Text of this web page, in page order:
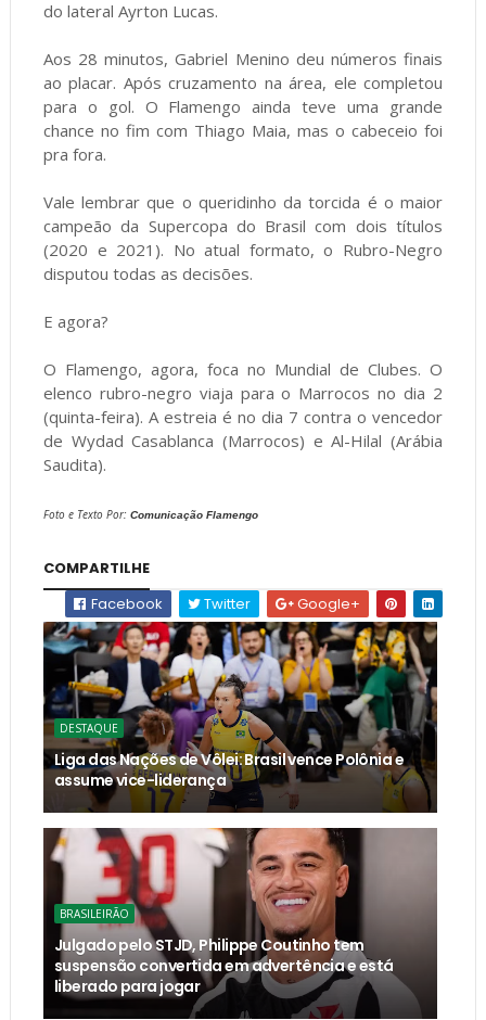
do lateral Ayrton Lucas.
Aos 28 minutos, Gabriel Menino deu números finais
ao placar. Após cruzamento na área, ele completou
para o gol. O Flamengo ainda teve uma grande
chance no fim com Thiago Maia, mas o cabeceio foi
pra fora.
Vale lembrar que o queridinho da torcida é o maior
campeão da Supercopa do Brasil com dois títulos
(2020 e 2021). No atual formato, o Rubro-Negro
disputou todas as decisões.
E agora?
O Flamengo, agora, foca no Mundial de Clubes. O
elenco rubro-negro viaja para o Marrocos no dia 2
(quinta-feira). A estreia é no dia 7 contra o vencedor
de Wydad Casablanca (Marrocos) e Al-Hilal (Arábia
Saudita).
Foto e Texto Por: Comunicação Flamengo
COMPARTILHE
Facebook
Twitter Google+
DESTAQUE
Liga das Nações de Vôlei: Brasil vence Polônia e
assume vice-liderança
BRASILEIRÃO
Julgado pelo STJD, Philippe Coutinho tem
suspensão convertida em advertência e está
liberado para jogar